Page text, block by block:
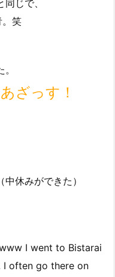
じで、
笑
ざっす！
休みができた）
I went to Bistarai
I often go there on